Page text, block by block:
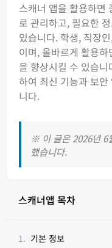
스캐너 앱을 활용하면
로 관리하고, 필요한
있습니다. 학생, 직장
이며, 올바르게 활용
을 향상시킬 수 있습
하여 최신 기능과 보
니다.
※ 이 글은 2026년 6
했습니다.
스캐너앱 목차
기본 정보